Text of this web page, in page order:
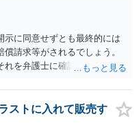
像権侵害となるわけではあ
ット、デザイナーの利用規約
含む画面の複製・SNS掲載
とをお勧めします。すでに
を保存してから削除を求め
うえで、ご自身の表現と構
で公開するには、教科書の
人体の構造という事実を基
方法が考えられます。ま
ライセンス素材を、利用条
スした図を残したい場合は、
す。
示に同意せずとも最終的には
請求等がされるでしょう。
れを弁護士に確認してもらっ
ストに入れて販売す